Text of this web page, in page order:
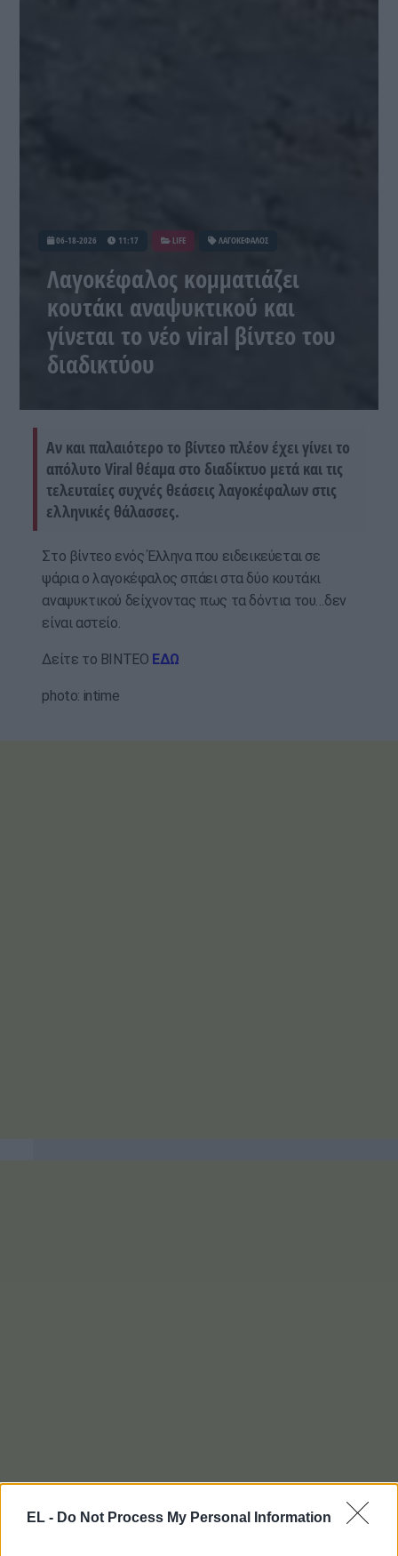
EL - Do Not Process My Personal Information
06-18-2026 11:17 LIFE ΛΑΓΟΚΕΦΑΛΟΣ
Λαγοκέφαλος κομματιάζει
κουτάκι αναψυκτικού και
γίνεται το νέο viral βίντεο του
διαδικτύου
Αν και παλαιότερο το βίντεο πλέον έχει γίνει το
απόλυτο Viral θέαμα στο διαδίκτυο μετά και τις
τελευταίες συχνές θεάσεις λαγοκέφαλων στις
ελληνικές θάλασσες.
Στο βίντεο ενός Έλληνα που ειδεικεύεται σε
ψάρια ο λαγοκέφαλος σπάει στα δύο κουτάκι
αναψυκτικού δείχνοντας πως τα δόντια του…δεν
είναι αστείο.
Δείτε το ΒΙΝΤΕΟ ΕΔΩ
photo: intime